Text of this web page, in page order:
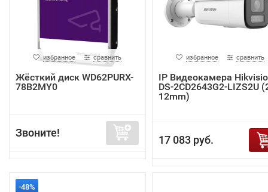
избранное сравнить
Жёсткий диск WD62PURX-
78B2MY0
Звоните!
избранное сравнить
IP Видеокамера
DS-2CD2643G2-LIZS2U
12mm)
17 083 руб.
-48%